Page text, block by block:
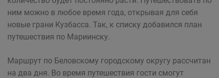
ним можно в любое время года, открывая для себя
новые грани Кузбасса. Так, к списку добавился план
путешествия по Мариинску.
Маршрут по Беловскому городскому округу рассчитан
на два дня. Во время путешествия гости смогут